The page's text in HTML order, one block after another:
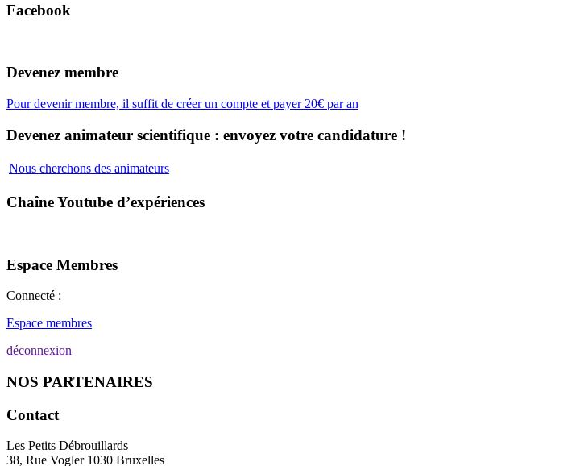
Facebook
Devenez membre
Pour devenir membre, il suffit de créer un compte et payer 20€ par an
Devenez animateur scientifique : envoyez votre candidature !
Nous cherchons des animateurs
Chaîne Youtube d’expériences
Espace Membres
Connecté :
Espace membres
déconnexion
NOS PARTENAIRES
Contact
Les Petits Débrouillards
38, Rue Vogler 1030 Bruxelles